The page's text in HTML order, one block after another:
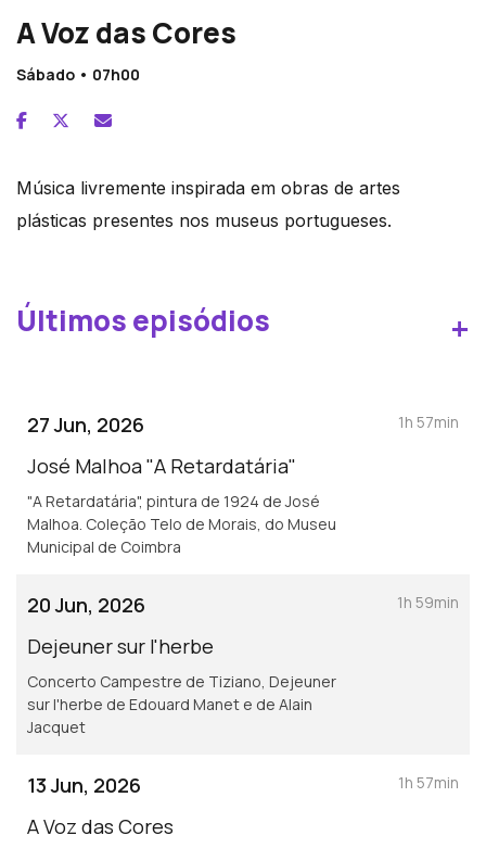
A Voz das Cores
Sábado • 07h00
Música livremente inspirada em obras de artes
plásticas presentes nos museus portugueses.
Últimos episódios +
27 Jun, 2026
José Malhoa "A Retardatária"
"A Retardatária", pintura de 1924 de José
Malhoa. Coleção Telo de Morais, do Museu
Municipal de Coimbra
1h 57min
20 Jun, 2026
Dejeuner sur l'herbe
Concerto Campestre de Tiziano, Dejeuner
sur l'herbe de Edouard Manet e de Alain
Jacquet
1h 59min
13 Jun, 2026
A Voz das Cores
1h 57min